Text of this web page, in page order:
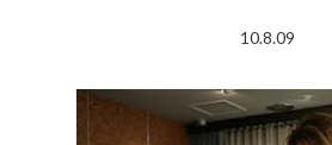
10.8.09